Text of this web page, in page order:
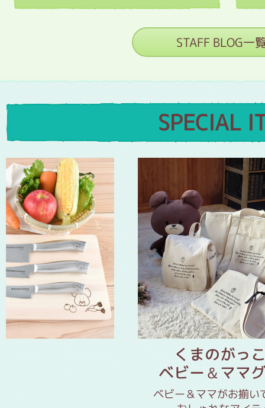
STAFF BLOG一
SPECIAL
くまのがっこ
心を込めたお祝い
ぬいぐるみも一緒に届